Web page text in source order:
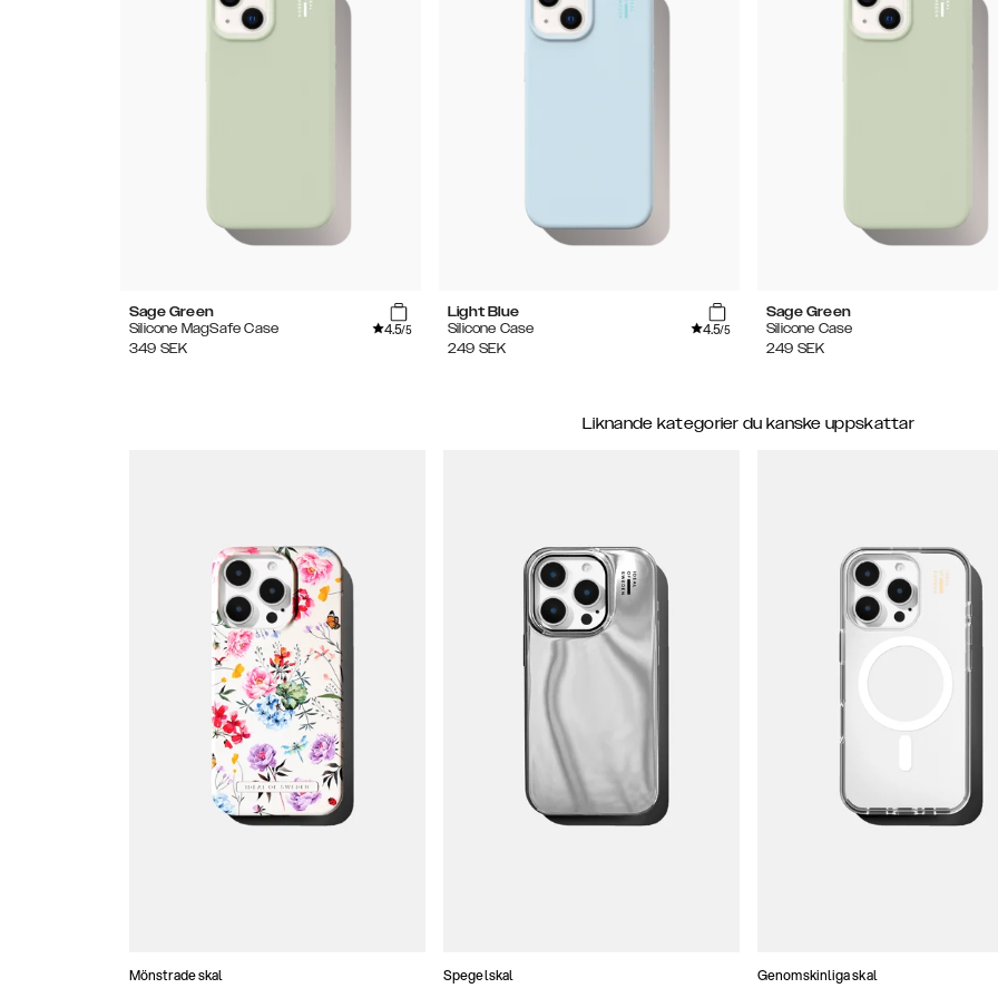
Sage Green
Silicone MagSafe Case
4.5/5
349 SEK
Light Blue
Silicone Case
4.5/5
249 SEK
Sage Green
Silicone Case
249 SEK
Liknande kategorier du kanske uppskattar
Mönstrade skal Spegelskal Genomskinliga skal